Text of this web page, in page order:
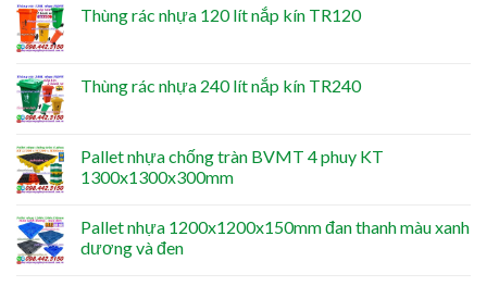
Thùng rác nhựa 120 lít nắp kín TR120
Thùng rác nhựa 240 lít nắp kín TR240
Pallet nhựa chống tràn BVMT 4 phuy KT
1300x1300x300mm
Pallet nhựa 1200x1200x150mm đan thanh màu xanh
dương và đen